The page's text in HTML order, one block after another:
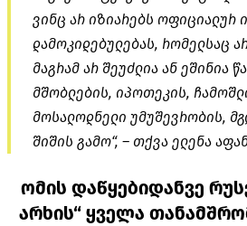
ვინც არ იზიარებს ოფიციალურ
დამოკიდებულებას, რომელსაც
მაგრამ არ შეუძლია ან ეშინია
მშობლების, იპოთეკის,
მოსალოდნელი უმუშევრობის,
შიშის გამო“, – თქვა ელენა
ომის დაწყებიდანვე
არხის“ ყველა